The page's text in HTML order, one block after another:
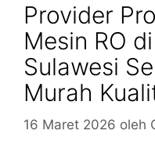
Provider
Mesin RO
Sulawesi
Murah
16 Maret 2026 oleh